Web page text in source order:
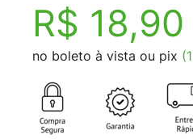
R$ 18,90
no boleto à vista ou pix